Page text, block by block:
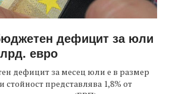
дефицит за юли
евро
дефицит за месец юли е в размер
стойност представлява 1,8% от